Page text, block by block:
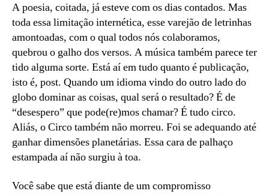
A poesia, coitada, já esteve com os dias contados. Mas
toda essa limitação internética, esse varejão de letrinhas
amontoadas, com o qual todos nós colaboramos,
quebrou o galho dos versos. A música também parece ter
tido alguma sorte. Está aí em tudo quanto é publicação,
isto é, post. Quando um idioma vindo do outro lado do
globo dominar as coisas, qual será o resultado? É de
“desespero” que pode(re)mos chamar? É tudo circo.
Aliás, o Circo também não morreu. Foi se adequando até
ganhar dimensões planetárias. Essa cara de palhaço
estampada aí não surgiu à toa.
Você sabe que está diante de um compromisso